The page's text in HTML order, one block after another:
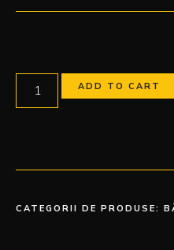
ADD TO CART
CATEGORII DE PRODUSE: